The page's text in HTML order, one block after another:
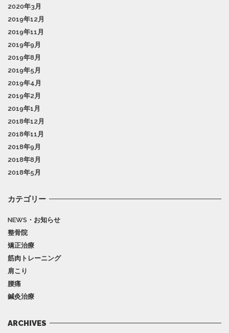
2020年3月
2019年12月
2019年11月
2019年9月
2019年8月
2019年5月
2019年4月
2019年2月
2019年1月
2018年12月
2018年11月
2018年9月
2018年8月
2018年5月
カテゴリー
NEWS・お知らせ
整骨院
矯正治療
筋肉トレーニング
肩こり
腰痛
鍼灸治療
ARCHIVES